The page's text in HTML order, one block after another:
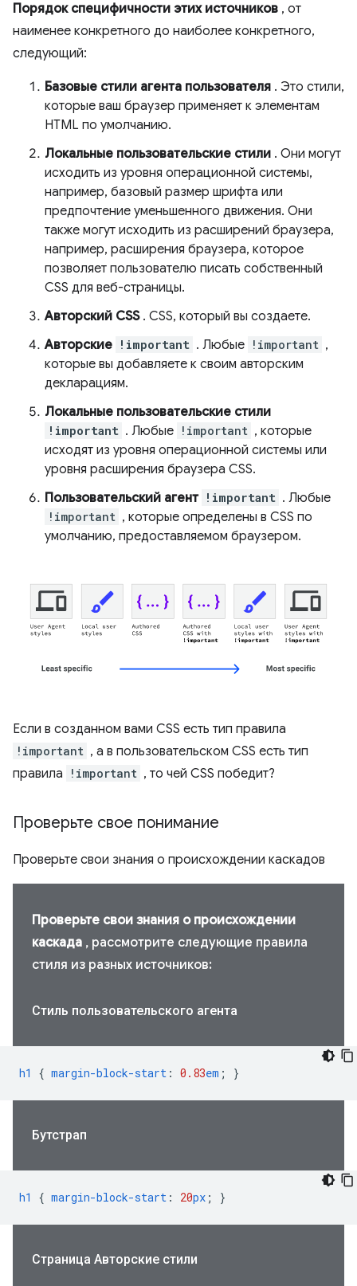
Порядок специфичности этих источников , от
наименее конкретного до наиболее конкретного,
следующий:
Базовые стили агента пользователя . Это стили,
которые ваш браузер применяет к элементам
HTML по умолчанию.
Локальные пользовательские стили . Они могут
исходить из уровня операционной системы,
например, базовый размер шрифта или
предпочтение уменьшенного движения. Они
также могут исходить из расширений браузера,
например, расширения браузера, которое
позволяет пользователю писать собственный
CSS для веб-страницы.
Авторский CSS. CSS, который вы создаете.
Авторские !important . Любые !important ,
которые вы добавляете к своим авторским
декларациям.
Локальные пользовательские стили
!important . Любые !important , которые
исходят из уровня операционной системы или
уровня расширения браузера CSS.
Пользовательский агент !important . Любые
!important , которые определены в CSS по
умолчанию, предоставляемом браузером.
Если в созданном вами CSS есть тип правила
!important , а в пользовательском CSS есть тип
правила
!important , то чей CSS победит?
Проверьте свое понимание
Проверьте свои знания о происхождении каскадов
Проверьте свои знания о происхождении
каскада , рассмотрите следующие правила
стиля из разных источников:
Стиль пользовательского агента
h1 { margin-block-start : 0.83em ; }
Бутстрап
h1 { margin-block-start : 20px ; }
Страница Авторские стили